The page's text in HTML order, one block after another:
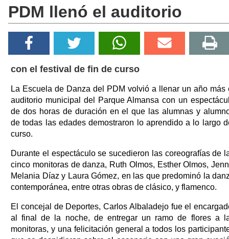
PDM llenó el auditorio
con el festival de fin de curso
La Escuela de Danza del PDM volvió a llenar un año más
auditorio municipal del Parque Almansa con un
de dos horas de duración en el que las alumnas y
de todas las edades demostraron lo aprendido a lo largo
curso.
Durante el espectáculo se sucedieron las coreografías de
cinco monitoras de danza, Ruth Olmos, Esther Olmos,
Melania Díaz y Laura Gómez, en las que predominó la
contemporánea, entre otras obras de clásico, y flamenco.
El concejal de Deportes, Carlos Albaladejo fue el
al final de la noche, de entregar un ramo de flores a
monitoras, y una felicitación general a todos los